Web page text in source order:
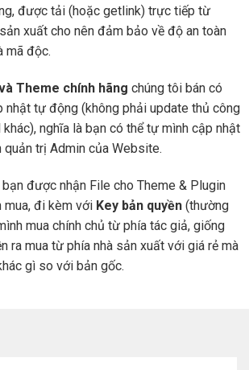
được tải (hoặc getlink) trực tiếp từ
xuất cho nên đảm bảo về độ an toàn
mã độc.
Theme chính hãng chúng tôi bán có
nhật tự động (không phải update thủ công
nghĩa là bạn có thể tự mình cập nhật
quản trị Admin của Website.
được nhận File cho Theme & Plugin
đi kèm với Key bản quyền (thường
mua chính chủ từ phía tác giả, giống
ra mua từ phía nhà sản xuất với giá rẻ mà
gì so với bản gốc.